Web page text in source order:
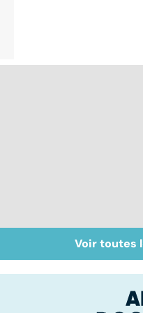
Inflammation des
amygdales : que faire
Voir toutes